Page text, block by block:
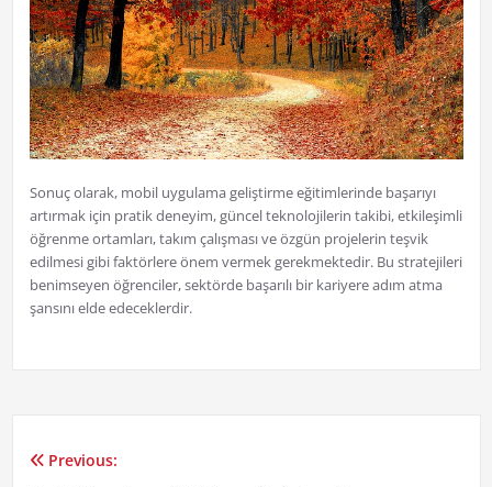
Sonuç olarak, mobil uygulama geliştirme eğitimlerinde başarıyı
artırmak için pratik deneyim, güncel teknolojilerin takibi, etkileşimli
öğrenme ortamları, takım çalışması ve özgün projelerin teşvik
edilmesi gibi faktörlere önem vermek gerekmektedir. Bu stratejileri
benimseyen öğrenciler, sektörde başarılı bir kariyere adım atma
şansını elde edeceklerdir.
Yazı
Previous: